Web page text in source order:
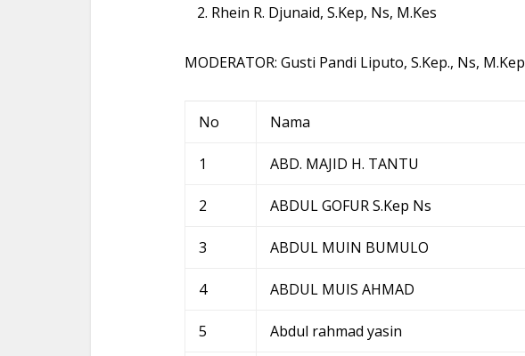
Rhein R. Djunaid, S.Kep, Ns, M.Kes
MODERATOR: Gusti Pandi Liputo, S.Kep., Ns, M.Kep
No Nama
1 ABD. MAJID H. TANTU
2 ABDUL GOFUR S.Kep Ns
3 ABDUL MUIN BUMULO
4 ABDUL MUIS AHMAD
5 Abdul rahmad yasin